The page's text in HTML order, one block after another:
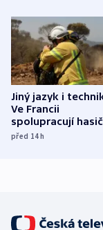
Jiný jazyk i
Ve Francii
spolupracují
různých zemí
před 14h